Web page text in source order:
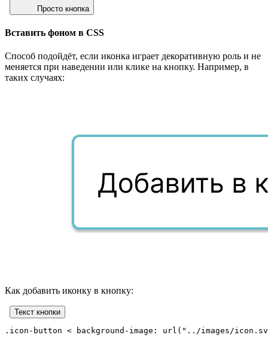
Просто кнопка
Вставить фоном в CSS
Способ подойдёт, если иконка играет декоративную роль и не
меняется при наведении или клике на кнопку. Например, в
таких случаях:
Как добавить иконку в кнопку:
Текст кнопки
.icon-button < background-image: url("../images/